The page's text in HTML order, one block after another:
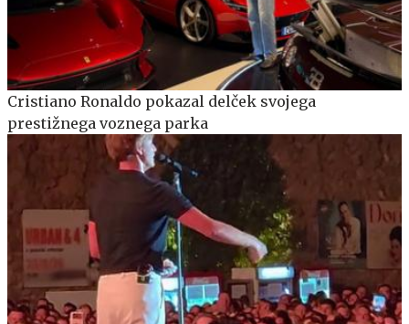
Cristiano Ronaldo pokazal delček svojega
prestižnega voznega parka